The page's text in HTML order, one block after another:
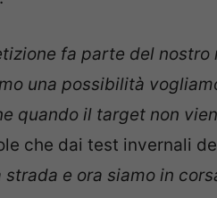
fa parte del
una possibilità
quando il target non
che dai test invernali
e ora siamo in